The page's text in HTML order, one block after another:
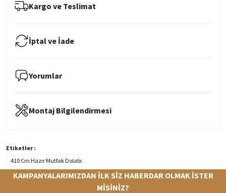
Kargo ve Teslimat
İptal ve İade
Yorumlar
Montaj Bilgilendirmesi
Etiketler :
410 Cm Hazır Mutfak Dolabı
KAMPANYALARIMIZDAN İLK SİZ HABERDAR OLMAK İSTER
MİSİNİZ?